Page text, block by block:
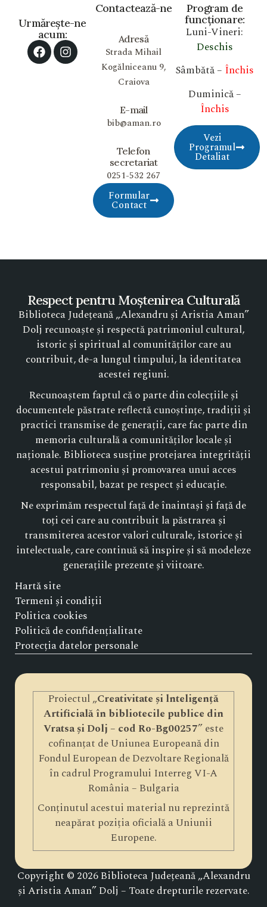
Program de
funcționare:
Luni-Vineri:
Deschis
Sâmbătă – Închis
Duminică –
Închis
Vezi
Programul
Detaliat
Contactează-ne
Adresă
Strada Mihail
Kogălniceanu 9,
Craiova
E-mail
bib@aman.ro
Telefon
secretariat
0251-532 267
Formular
Contact
Urmărește-ne
acum:
Respect pentru Moștenirea Culturală
Biblioteca Județeană „Alexandru și Aristia Aman”
Dolj recunoaște și respectă patrimoniul cultural,
istoric și spiritual al comunităților care au
contribuit, de-a lungul timpului, la identitatea
acestei regiuni.
Recunoaștem faptul că o parte din colecțiile și
documentele păstrate reflectă cunoștințe, tradiții și
practici transmise de generații, care fac parte din
memoria culturală a comunităților locale și
naționale. Biblioteca susține protejarea integrității
acestui patrimoniu și promovarea unui acces
responsabil, bazat pe respect și educație.
Ne exprimăm respectul față de înaintași și față de
toți cei care au contribuit la păstrarea și
transmiterea acestor valori culturale, istorice și
intelectuale, care continuă să inspire și să modeleze
generațiile prezente și viitoare.
Hartă site
Termeni și condiții
Politica cookies
Politică de confidențialitate
Protecția datelor personale
Proiectul „Creativitate și lnteligență
Artificială în bibliotecile publice din
Vratsa și Dolj – cod Ro-Bg00257” este
cofinanțat de Uniunea Europeană din
Fondul European de Dezvoltare Regională
în cadrul Programului Interreg VI-A
România – Bulgaria
Conținutul acestui material nu reprezintă
neapărat poziția oficială a Uniunii
Europene.
Copyright © 2026 Biblioteca Județeană „Alexandru
și Aristia Aman” Dolj – Toate drepturile rezervate.